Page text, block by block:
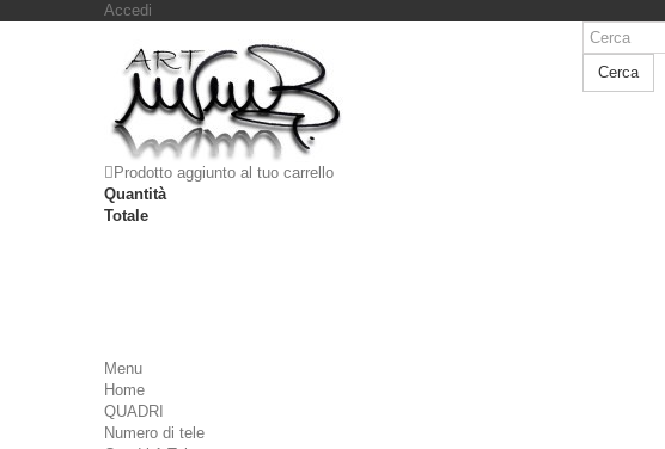
Accedi
Cerca
Prodotto aggiunto al tuo carrello
Quantità
Totale
Menu
Home
QUADRI
Numero di tele